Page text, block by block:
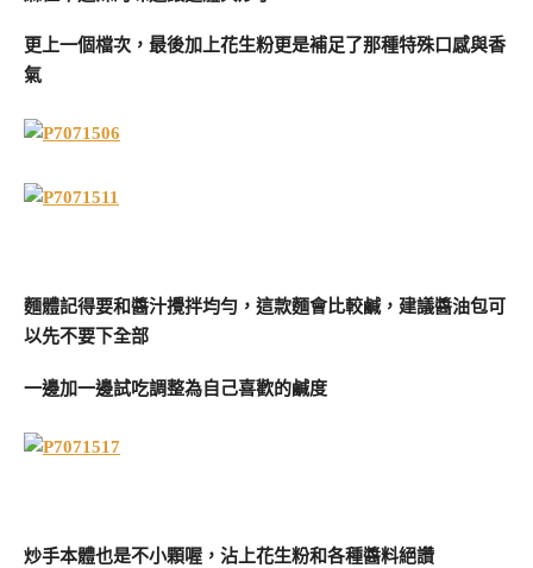
更上一個檔次，最後加上花生粉更是補足了那種特殊口感與香
氣
麵體記得要和醬汁攪拌均勻，這款麵會比較鹹，建議醬油包可
以先不要下全部
一邊加一邊試吃調整為自己喜歡的鹹度
炒手本體也是不小顆喔，沾上花生粉和各種醬料絕讚